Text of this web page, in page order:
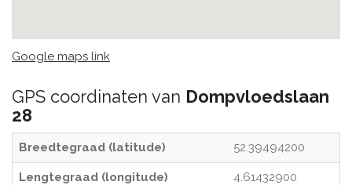
Google maps link
GPS coordinaten van Dompvloedslaan
28
Breedtegraad (latitude) 52.39494200
Lengtegraad (longitude) 4.61432900